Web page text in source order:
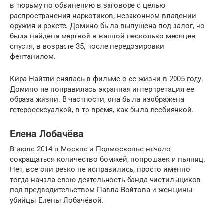
в тюрьму по обвинению в заговоре с целью
распространения наркотиков, незаконном владении
оружия и рэкете. Домино была выпущена под залог, но
была найдена мертвой в ванной несколько месяцев
спустя, в возрасте 35, после передозировки
фентанилом.
Кира Найтли снялась в фильме о ее жизни в 2005 году.
Домино не понравилась экранная интерпретация ее
образа жизни. В частности, она была изображена
гетеросексуалкой, в то время, как была лесбиянкой.
Елена Лобачёва
В июле 2014 в Москве и Подмосковье начало
сокращаться количество бомжей, попрошаек и пьяниц.
Нет, все они резко не исправились, просто именно
тогда начала свою деятельность банда чистильщиков
под предводительством Павла Войтова и женщины-
убийцы Елены Лобачёвой.